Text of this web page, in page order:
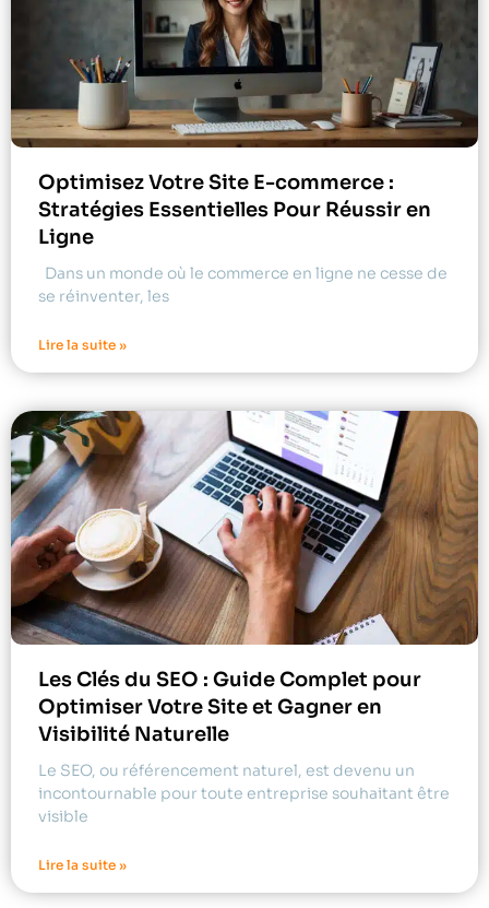
Optimisez Votre Site E-commerce :
Stratégies Essentielles Pour Réussir en
Ligne
Dans un monde où le commerce en ligne ne cesse de
se réinventer, les
Lire la suite »
Les Clés du SEO : Guide Complet pour
Optimiser Votre Site et Gagner en
Visibilité Naturelle
Le SEO, ou référencement naturel, est devenu un
incontournable pour toute entreprise souhaitant être
visible
Lire la suite »